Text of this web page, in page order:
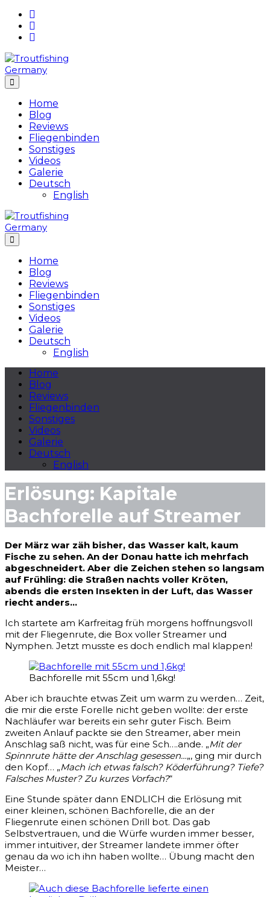
Skip
content
Home
Blog
Reviews
Fliegenbinden
Sonstiges
Videos
Galerie
Deutsch
English
Home
Blog
Reviews
Fliegenbinden
Sonstiges
Videos
Galerie
Deutsch
English
Home
Blog
Reviews
Fliegenbinden
Sonstiges
Videos
Galerie
Deutsch
English
Erlösung: Kapitale
Bachforelle auf Streamer
Der März war zäh bisher, das Wasser kalt, kaum
Fische zu sehen. An der Donau hatte ich mehrfach
abgeschneidert. Aber die Zeichen stehen so langsam
auf Frühling: die Straßen nachts voller Kröten,
abends die ersten Insekten in der Luft, das Wasser
riecht anders…
Ich startete am Karfreitag früh morgens hoffnungsvoll
mit der Fliegenrute, die Box voller Streamer und
Nymphen. Jetzt musste es doch endlich mal klappen!
Bachforelle mit 55cm und 1,6kg!
Aber ich brauchte etwas Zeit um warm zu werden… Zeit,
die mir die erste Forelle nicht geben wollte: der erste
Nachläufer war bereits ein sehr guter Fisch. Beim
zweiten Anlauf packte sie den Streamer, aber mein
Anschlag saß nicht, was für eine Sch….ande. „Mit der
Spinnrute hätte der Anschlag gesessen…„, ging mir durch
den Kopf… „Mach ich etwas falsch? Köderführung? Tiefe?
Falsches Muster? Zu kurzes Vorfach?“
Eine Stunde später dann ENDLICH die Erlösung mit
einer kleinen, schönen Bachforelle, die an der
Fliegenrute einen schönen Drill bot. Das gab
Selbstvertrauen, und die Würfe wurden immer besser,
immer intuitiver, der Streamer landete immer öfter
genau da wo ich ihn haben wollte… Übung macht den
Meister…